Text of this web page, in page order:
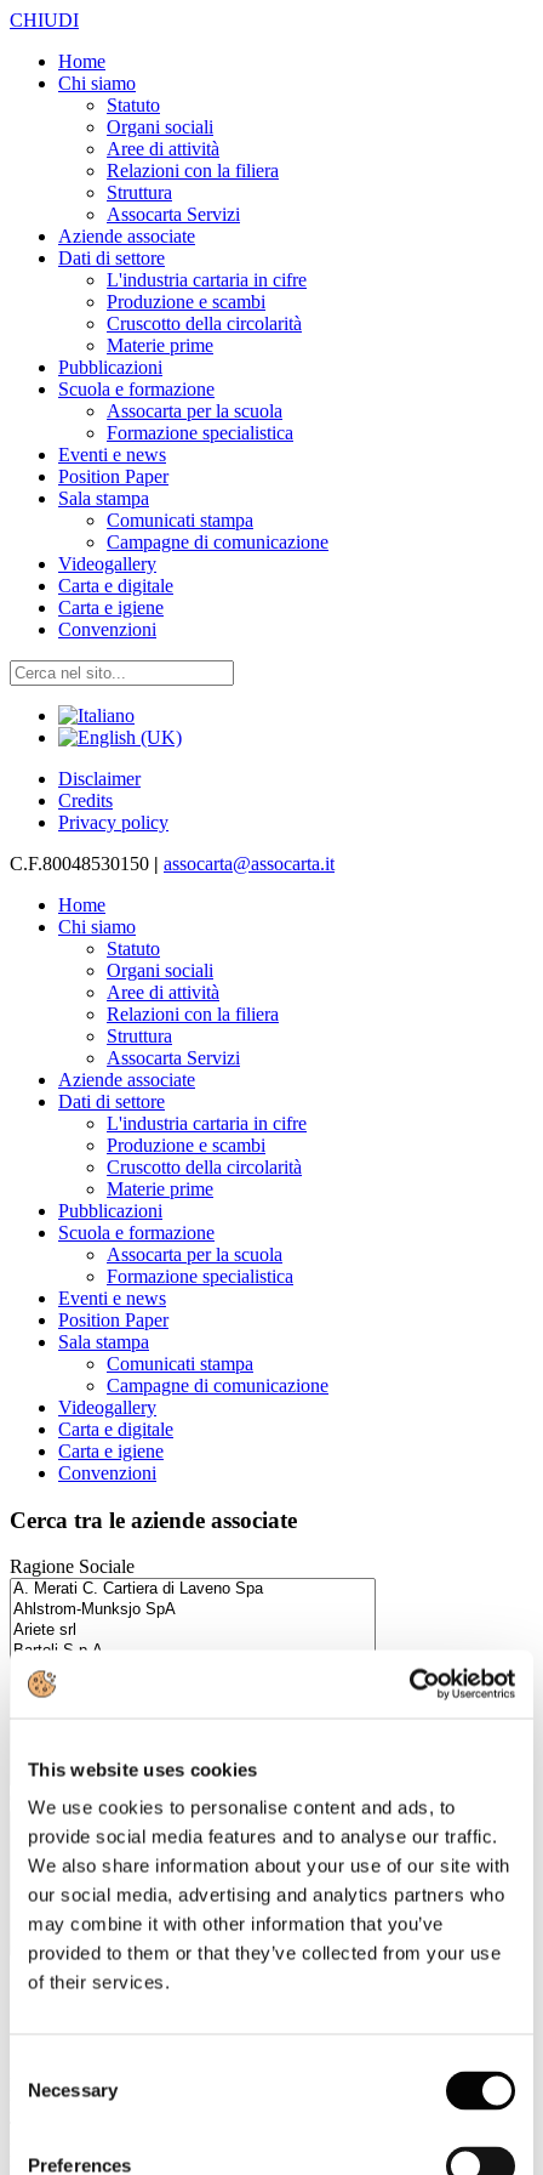
This website uses cookies
We use cookies to personalise content and ads, to
provide social media features and to analyse our traffic.
We also share information about your use of our site with
our social media, advertising and analytics partners who
may combine it with other information that you’ve
provided to them or that they’ve collected from your use
of their services.
Selection
Necessary
Preferences
CHIUDI
Home
Chi siamo
Statuto
Organi sociali
Aree di attività
Relazioni con la filiera
Struttura
Assocarta Servizi
Aziende associate
Dati di settore
L'industria cartaria in cifre
Produzione e scambi
Cruscotto della circolarità
Materie prime
Pubblicazioni
Scuola e formazione
Assocarta per la scuola
Formazione specialistica
Eventi e news
Position Paper
Sala stampa
Comunicati stampa
Campagne di comunicazione
Videogallery
Carta e digitale
Carta e igiene
Convenzioni
Disclaimer
Credits
Privacy policy
C.F.80048530150 | assocarta@assocarta.it
Home
Chi siamo
Statuto
Organi sociali
Aree di attività
Relazioni con la filiera
Struttura
Assocarta Servizi
Aziende associate
Dati di settore
L'industria cartaria in cifre
Produzione e scambi
Cruscotto della circolarità
Materie prime
Pubblicazioni
Scuola e formazione
Assocarta per la scuola
Formazione specialistica
Eventi e news
Position Paper
Sala stampa
Comunicati stampa
Campagne di comunicazione
Videogallery
Carta e digitale
Carta e igiene
Convenzioni
Cerca tra le aziende associate
Ragione Sociale
Categorie merceologiche
Milano
Bastioni di Porta Volta, 7 - 20121 Milano